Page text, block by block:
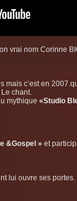
vrai nom Corinne
mais c’est en
chant.
mythique «Studio
&Gospel » et
lui ouvre ses